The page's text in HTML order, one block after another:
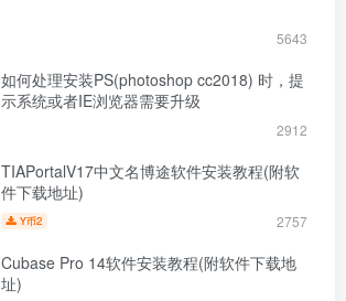
5643
如何处理安装PS(photoshop cc2018) 时，提
示系统或者IE浏览器需要升级
2912
TIAPortalV17中文名博途软件安装教程(附软
件下载地址)
Y币2 2757
Cubase Pro 14软件安装教程(附软件下载地
址)